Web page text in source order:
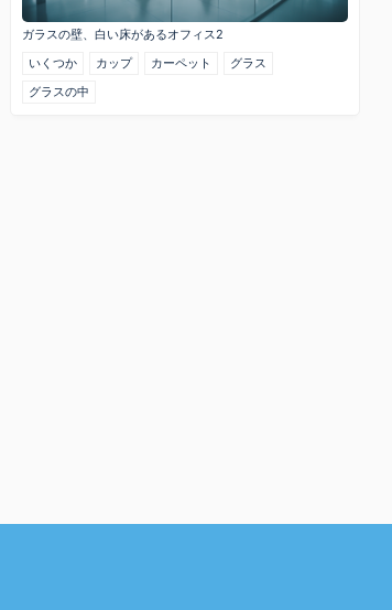
ガラスの壁、白い床があるオフィス2
いくつか
カップ カーペット
グラス
グラスの中